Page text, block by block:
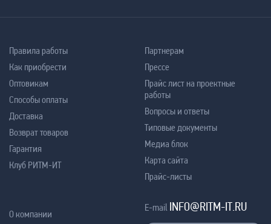
Правила работы
Как приобрести
Оптовикам
Способы оплаты
Доставка
Возврат товаров
Гарантия
Клуб РИТМ-ИТ
Партнерам
Прессе
Прайс лист на проектные
работы
Вопросы и ответы
Типовые документы
Медиа блок
Карта сайта
Прайс-листы
О компании
E-mail INFO@RITM-IT.RU